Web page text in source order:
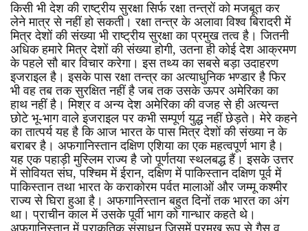
किसी भी देश की राष्ट्रीय सुरक्षा सिर्फ रक्षा तन्त्रों को मजबूत कर
लेने मात्र से नहीं हो सकती। रक्षा तन्त्र के अलावा विश्व बिरादरी में
मित्र देशों की संख्या भी राष्ट्रीय सुरक्षा का प्रमुख तत्व है। जितनी
अधिक हमारे मित्र देशों की संख्या होगी, उतना ही कोई देश आक्रमण
के पहले सौ बार विचार करेगा। इस तथ्य का सबसे बड़ा उदाहरण
इजराइल है। इसके पास रक्षा तन्त्र का अत्याधुनिक भण्डार है फिर
भी वह तब तक सुरक्षित नहीं है जब तक उसके ऊपर अमेरिका का
हाथ नहीं है। मिश्र व अन्य देश अमेरिका की वजह से ही अत्यन्त
छोटे भू-भाग वाले इजराइल पर कभी सम्पूर्ण युद्ध नहीं छेड़ते। मेरे कहने
का तात्पर्य यह है कि आज भारत के पास मित्र देशों की संख्या न के
बराबर है। अफगानिस्तान दक्षिण एशिया का एक महत्वपूर्ण भाग है।
यह एक पहाड़ी मुस्लिम राज्य है जो पूर्णतया स्थलबद्ध हैं। इसके उत्तर
में सोवियत संघ, पश्चिम में ईरान, दक्षिण में पाकिस्तान दक्षिण पूर्व में
पाकिस्तान तथा भारत के कराकोरम पर्वत मालाओं और जम्मू कश्मीर
राज्य से घिरा हुआ है। अफगानिस्तान बहुत दिनों तक भारत का अंग
था। प्राचीन काल में उसके पूर्वी भाग को गान्धार कहते थे।
अफगानिस्तान में प्राकृतिक संसाधन जिसमें प्रमुख रूप से गैस व